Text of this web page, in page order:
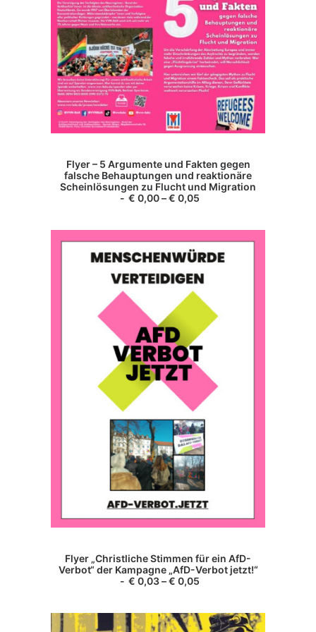
können
auf
der
Produktseite
gewählt
werden
AUSFÜHRUNG WÄHLEN
weist
mehrere
Varianten
Optionen
können
Produktseite
Flyer – 5 Argumente und Fakten gegen
falsche Behauptungen und reaktionäre
Scheinlösungen zu Flucht und Migration
€ 0,00–€ 0,05
AUSFÜHRUNG WÄHLEN
weist
mehrere
Die
Optionen
Flyer „Christliche Stimmen für ein AfD-
Verbot“ der Kampagne „AfD-Verbot jetzt!“
€ 0,03–€ 0,05